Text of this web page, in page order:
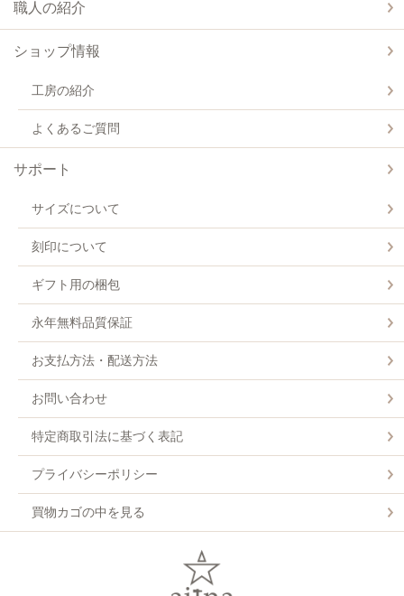
職人の紹介
ショップ情報
工房の紹介
よくあるご質問
サポート
サイズについて
刻印について
ギフト用の梱包
永年無料品質保証
お支払方法・配送方法
お問い合わせ
特定商取引法に基づく表記
プライバシーポリシー
買物カゴの中を見る